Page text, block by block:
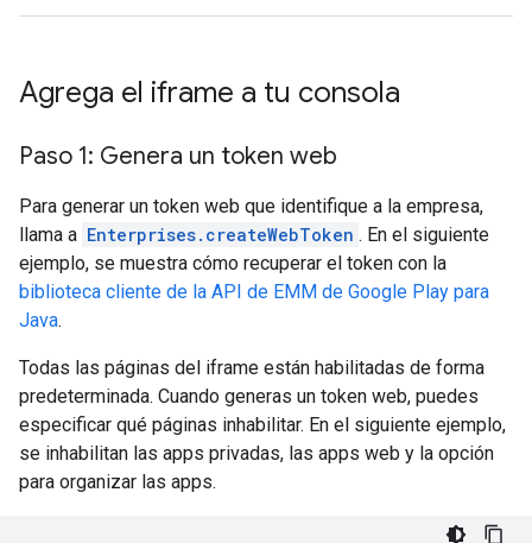
Agrega el iframe a tu consola
Paso 1: Genera un token web
Para generar un token web que identifique a la empresa,
llama a Enterprises.createWebToken . En el siguiente
ejemplo, se muestra cómo recuperar el token con la
biblioteca cliente de la API de EMM de Google Play para
Java.
Todas las páginas del iframe están habilitadas de forma
predeterminada. Cuando generas un token web, puedes
especificar qué páginas inhabilitar. En el siguiente ejemplo,
se inhabilitan las apps privadas, las apps web y la opción
para organizar las apps.